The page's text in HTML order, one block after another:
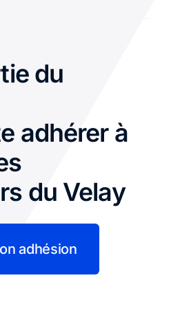
du
adhérer à
du Velay
adhésion